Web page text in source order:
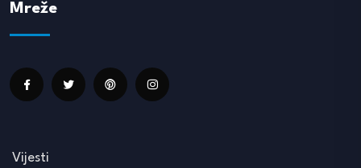
Mreže
Vijesti